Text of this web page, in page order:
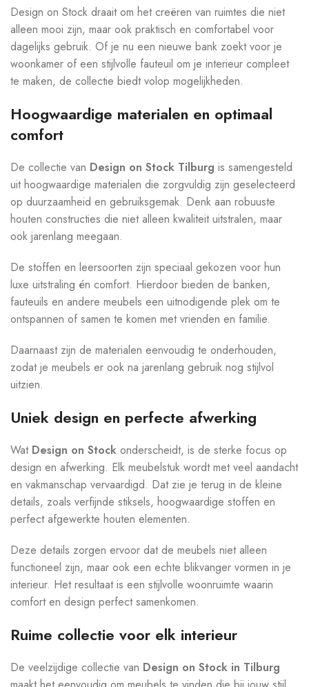
Design on Stock draait om het creëren van ruimtes die niet
alleen mooi zijn, maar ook praktisch en comfortabel voor
dagelijks gebruik. Of je nu een nieuwe bank zoekt voor je
woonkamer of een stijlvolle fauteuil om je interieur compleet
te maken, de collectie biedt volop mogelijkheden.
Hoogwaardige materialen en optimaal
comfort
De collectie van Design on Stock Tilburg is samengesteld
uit hoogwaardige materialen die zorgvuldig zijn geselecteerd
op duurzaamheid en gebruiksgemak. Denk aan robuuste
houten constructies die niet alleen kwaliteit uitstralen, maar
ook jarenlang meegaan.
De stoffen en leersoorten zijn speciaal gekozen voor hun
luxe uitstraling én comfort. Hierdoor bieden de banken,
fauteuils en andere meubels een uitnodigende plek om te
ontspannen of samen te komen met vrienden en familie.
Daarnaast zijn de materialen eenvoudig te onderhouden,
zodat je meubels er ook na jarenlang gebruik nog stijlvol
uitzien.
Uniek design en perfecte afwerking
Wat Design on Stock onderscheidt, is de sterke focus op
design en afwerking. Elk meubelstuk wordt met veel aandacht
en vakmanschap vervaardigd. Dat zie je terug in de kleine
details, zoals verfijnde stiksels, hoogwaardige stoffen en
perfect afgewerkte houten elementen.
Deze details zorgen ervoor dat de meubels niet alleen
functioneel zijn, maar ook een echte blikvanger vormen in je
interieur. Het resultaat is een stijlvolle woonruimte waarin
comfort en design perfect samenkomen.
Ruime collectie voor elk interieur
De veelzijdige collectie van Design on Stock in Tilburg